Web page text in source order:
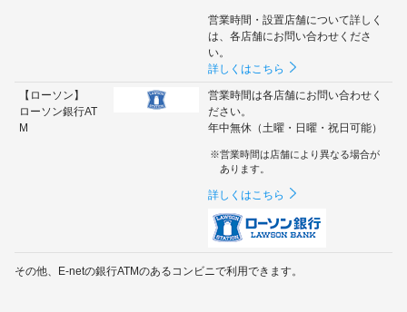
営業時間・設置店舗について詳しく
は、各店舗にお問い合わせくださ
い。
詳しくはこちら
【ローソン】
ローソン銀行AT
M
営業時間は各店舗にお問い合わせく
ださい。
年中無休（土曜・日曜・祝日可能）
営業時間は店舗により異なる場合が
あります。
詳しくはこちら
その他、E-netの銀行ATMのあるコンビニで利用できます。